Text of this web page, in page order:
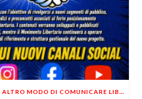
ARRIVA MOLIB, UN ALTRO MODO DI COMUNICARE LIBERTARIO